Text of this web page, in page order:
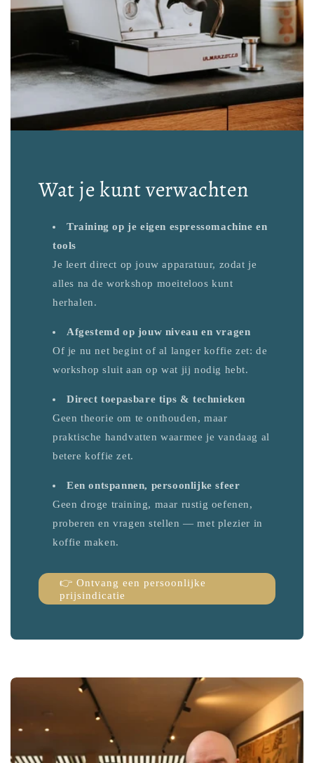
Wat je kunt verwachten
Training op je eigen espressomachine en
tools
Je leert direct op jouw apparatuur, zodat je
alles na de workshop moeiteloos kunt
herhalen.
Afgestemd op jouw niveau en vragen
Of je nu net begint of al langer koffie zet: de
workshop sluit aan op wat jij nodig hebt.
Direct toepasbare tips & technieken
Geen theorie om te onthouden, maar
praktische handvatten waarmee je vandaag al
betere koffie zet.
Een ontspannen, persoonlijke sfeer
Geen droge training, maar rustig oefenen,
proberen en vragen stellen — met plezier in
koffie maken.
👉 Ontvang een persoonlijke
prijsindicatie